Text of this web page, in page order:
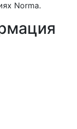
Norma.